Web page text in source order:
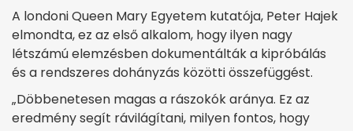
A londoni Queen Mary Egyetem kutatója, Peter Hajek
elmondta, ez az első alkalom, hogy ilyen nagy
létszámú elemzésben dokumentálták a kipróbálás
és a rendszeres dohányzás közötti összefüggést.
„Döbbenetesen magas a rászokók aránya. Ez az
eredmény segít rávilágítani, milyen fontos, hogy